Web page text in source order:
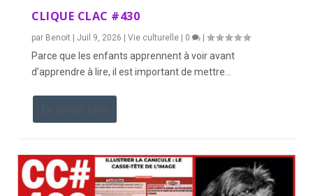
CLIQUE CLAC #430
par Benoit |Juil 9, 2026 |Vie culturelle | 0 |
Parce que les enfants apprennent à voir avant
d’apprendre à lire, il est important de mettre...
En savoir plus